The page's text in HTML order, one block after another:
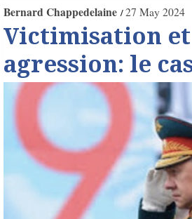
Bernard Chappedelaine 27 May 2024
Victimisation et
agression: le